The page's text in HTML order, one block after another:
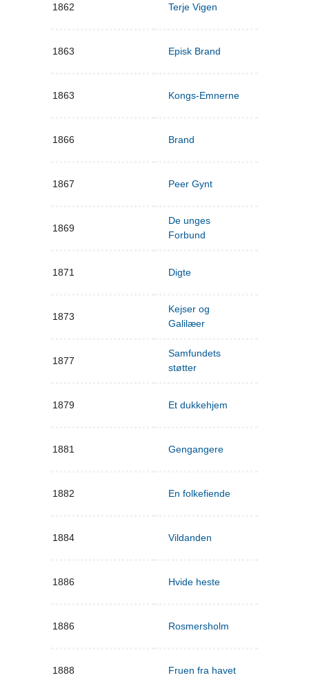
1862 Terje Vigen
1863 Episk Brand
1863 Kongs-Emnerne
1866 Brand
1867 Peer Gynt
1869
De unges
Forbund
1871 Digte
1873
Kejser og
Galilæer
1877
Samfundets
støtter
1879 Et dukkehjem
1881 Gengangere
1882 En folkefiende
1884 Vildanden
1886 Hvide heste
1886 Rosmersholm
1888 Fruen fra havet